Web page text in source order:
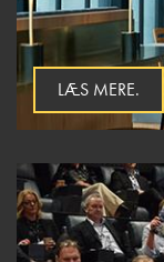
LÆS MERE.